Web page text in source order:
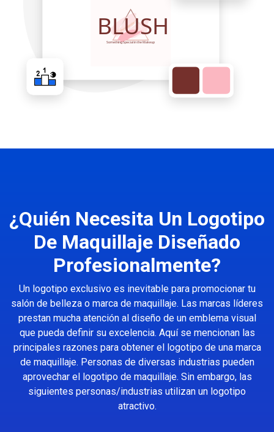
¿Quién Necesita Un Logotipo
De Maquillaje Diseñado
Profesionalmente?
Un logotipo exclusivo es inevitable para promocionar tu
salón de belleza o marca de maquillaje. Las marcas líderes
prestan mucha atención al diseño de un emblema visual
que pueda definir su excelencia. Aquí se mencionan las
principales razones para obtener el logotipo de una marca
de maquillaje. Personas de diversas industrias pueden
aprovechar el logotipo de maquillaje. Sin embargo, las
siguientes personas/industrias utilizan un logotipo
atractivo.